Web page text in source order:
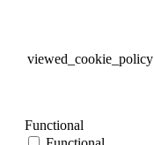
viewed_cookie_policy
Functional